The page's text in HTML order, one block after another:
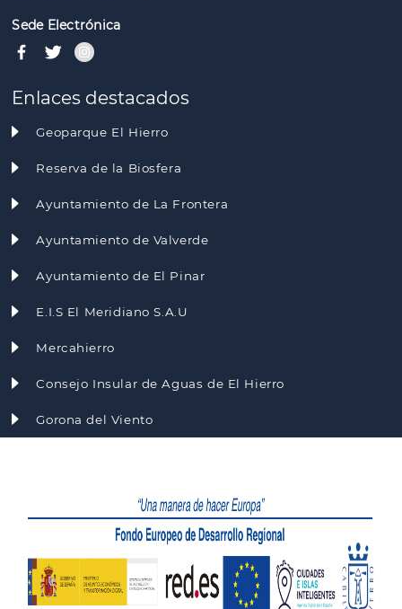
Sede Electrónica
Enlaces destacados
Geoparque El Hierro
Reserva de la Biosfera
Ayuntamiento de La Frontera
Ayuntamiento de Valverde
Ayuntamiento de El Pinar
E.I.S El Meridiano S.A.U
Mercahierro
Consejo Insular de Aguas de El Hierro
Gorona del Viento